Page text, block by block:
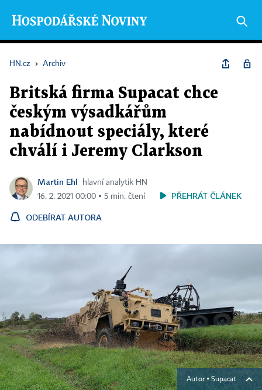
HN.cz › Archiv
Britská firma Supacat chce
českým výsadkářům
nabídnout speciály, které
chválí i Jeremy Clarkson
Martin Ehl
hlavní analytik HN
16. 2. 2021 00:00 ▪ 5 min. čtení
PŘEHRÁT ČLÁNEK
ODEBÍRAT AUTORA
Autor ▪ Supacat